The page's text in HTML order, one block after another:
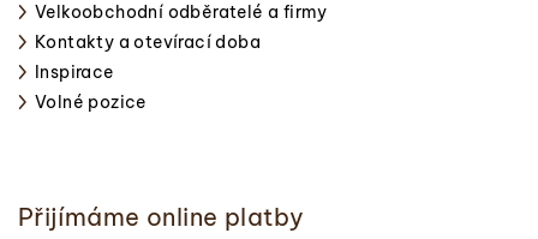
Velkoobchodní odběratelé a firmy
Kontakty a otevírací doba
Inspirace
Volné pozice
Přijímáme online platby